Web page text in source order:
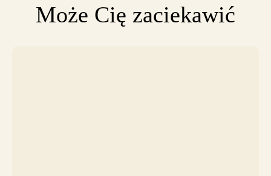
Może Cię zaciekawić